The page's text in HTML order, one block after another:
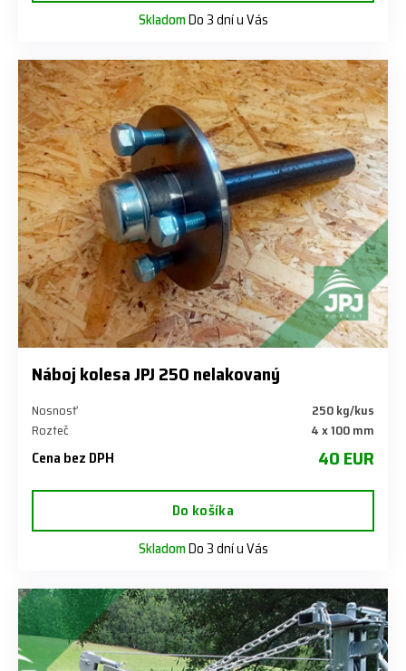
SkladomDo 3 dní u Vás
Náboj kolesa JPJ 250 nelakovaný
Nosnosť
250 kg/kus
Rozteč
4 x 100 mm
Cena bez DPH 40 EUR
Do košíka
SkladomDo 3 dní u Vás